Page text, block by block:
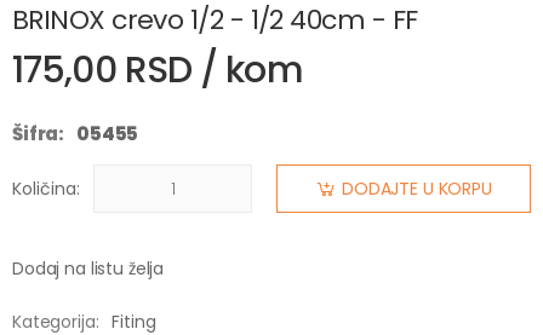
BRINOX crevo 1/2 - 1/2 40cm - FF
175,00 RSD / kom
Šifra: 05455
Količina: DODAJTE U KORPU
Dodaj na listu želja
Kategorija: Fiting